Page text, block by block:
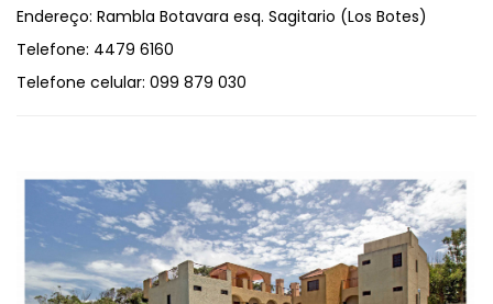
Endereço: Rambla Botavara esq. Sagitario (Los Botes)
Telefone: 4479 6160
Telefone celular: 099 879 030